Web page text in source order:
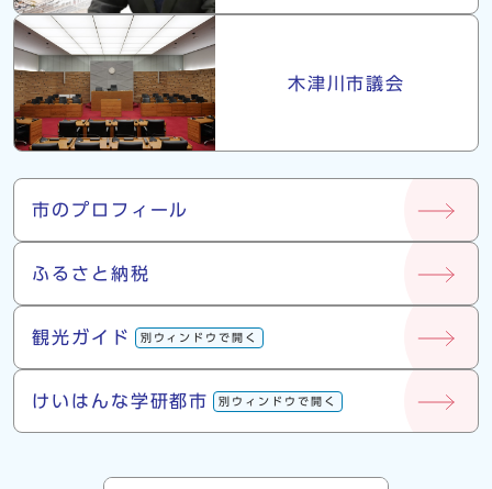
木津川市議会
市について
市のプロフィール
ふるさと納税
観光ガイド 別ウィンドウで開く
けいはんな学研都市 別ウィンドウで開く